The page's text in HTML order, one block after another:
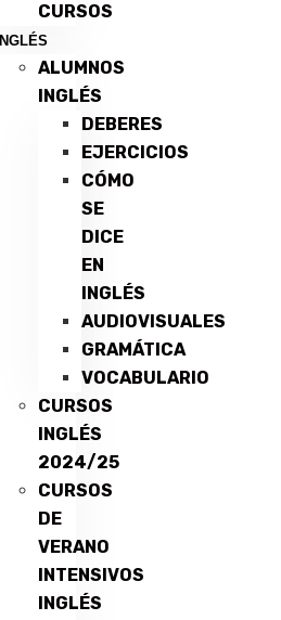
CURSOS
INGLÉS
ALUMNOS
INGLÉS
DEBERES
EJERCICIOS
CÓMO
SE
DICE
EN
INGLÉS
AUDIOVISUALES
GRAMÁTICA
VOCABULARIO
CURSOS
INGLÉS
2024/25
CURSOS
DE
VERANO
INTENSIVOS
INGLÉS